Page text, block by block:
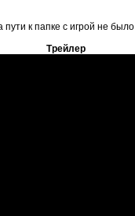
пути к папке с игрой не
Трейлер